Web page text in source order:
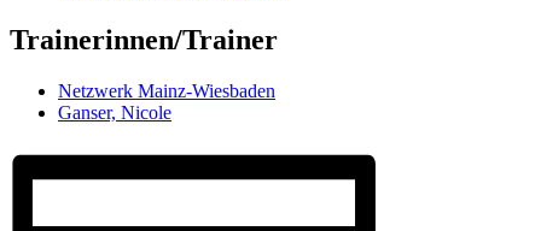
Trainerinnen/Trainer
Netzwerk Mainz-Wiesbaden
Ganser, Nicole